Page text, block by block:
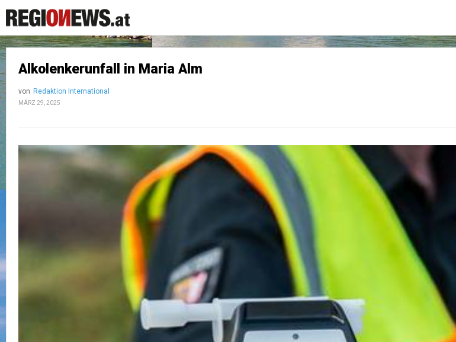
Alkolenkerunfall in Maria Alm
von Redaktion International
MÄRZ 29, 2025